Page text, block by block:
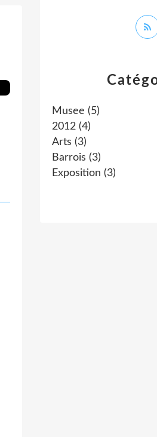
Musee (5)
2012 (4)
Arts (3)
Barrois (3)
Exposition (3)